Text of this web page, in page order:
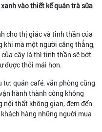
vào thiết kế quán trà sữa
cho thị giác và tinh thần của
khi mà một người căng thẳng,
cây lá thì tinh thần sẽ bớt
được thỏi mái hơn.
tư: quán café, văn phòng cũng
hành thành công không
nội thất không gian, đem đến
hàng những người mua